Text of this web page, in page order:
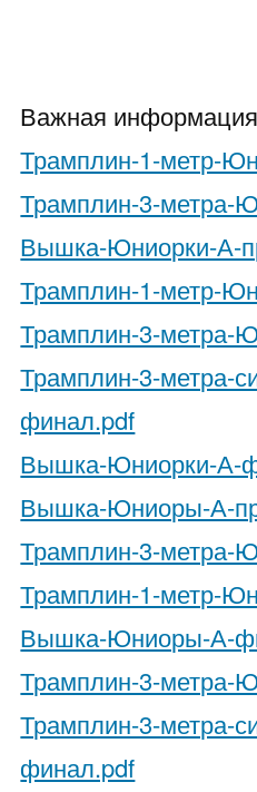
Важная информация
Трамплин-1-метр-
Трамплин-3-метра-
Вышка-Юниорки-А-
Трамплин-1-метр-
Трамплин-3-метра-
Трамплин-3-метра-
финал.pdf
Вышка-Юниорки-А-
Вышка-Юниоры-А-
Трамплин-3-метра-
Трамплин-1-метр-
Вышка-Юниоры-А-
Трамплин-3-
Трамплин-3-метра-
финал.pdf